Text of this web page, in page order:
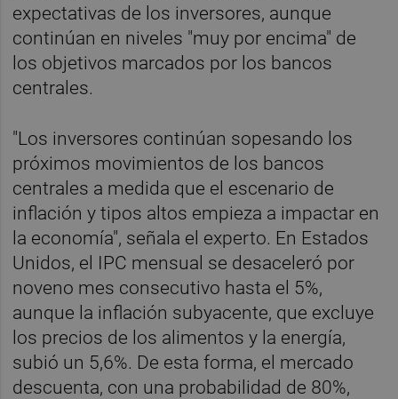
expectativas de los inversores, aunque
continúan en niveles "muy por encima" de
los objetivos marcados por los bancos
centrales.
"Los inversores continúan sopesando los
próximos movimientos de los bancos
centrales a medida que el escenario de
inflación y tipos altos empieza a impactar en
la economía", señala el experto. En Estados
Unidos, el IPC mensual se desaceleró por
noveno mes consecutivo hasta el 5%,
aunque la inflación subyacente, que excluye
los precios de los alimentos y la energía,
subió un 5,6%. De esta forma, el mercado
descuenta, con una probabilidad de 80%,